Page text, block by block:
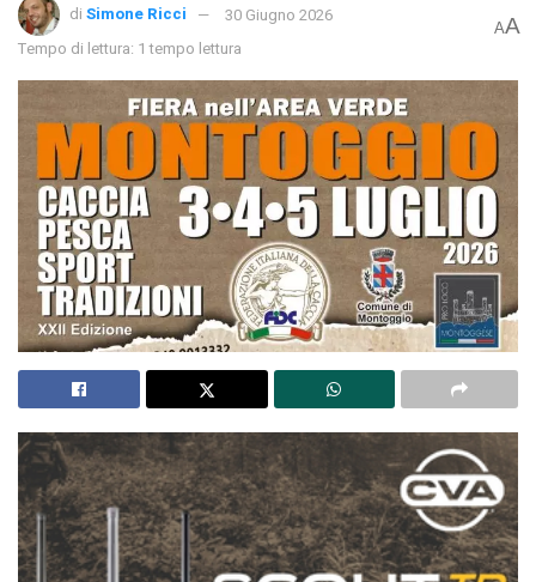
di Simone Ricci
30 Giugno 2026
Tempo di lettura: 1 tempo lettura
AA